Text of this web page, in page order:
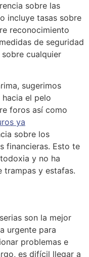
sobre las
incluye tasas sobre
reconocimiento
de seguridad
cualquier
sugerimos
el pelo
foros así­ como
ya
sobre los
financieras. Esto te
y no ha
trampas y estafas.
son la mejor
urgente para
problemas e
es difícil llegar a